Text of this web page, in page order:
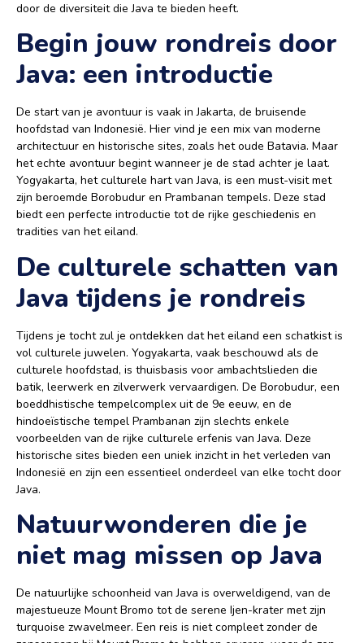
door de diversiteit die Java te bieden heeft.
Begin jouw rondreis door
Java: een introductie
De start van je avontuur is vaak in Jakarta, de bruisende
hoofdstad van Indonesië. Hier vind je een mix van moderne
architectuur en historische sites, zoals het oude Batavia. Maar
het echte avontuur begint wanneer je de stad achter je laat.
Yogyakarta, het culturele hart van Java, is een must-visit met
zijn beroemde Borobudur en Prambanan tempels. Deze stad
biedt een perfecte introductie tot de rijke geschiedenis en
tradities van het eiland.
De culturele schatten van
Java tijdens je rondreis
Tijdens je tocht zul je ontdekken dat het eiland een schatkist is
vol culturele juwelen. Yogyakarta, vaak beschouwd als de
culturele hoofdstad, is thuisbasis voor ambachtslieden die
batik, leerwerk en zilverwerk vervaardigen. De Borobudur, een
boeddhistische tempelcomplex uit de 9e eeuw, en de
hindoeïstische tempel Prambanan zijn slechts enkele
voorbeelden van de rijke culturele erfenis van Java. Deze
historische sites bieden een uniek inzicht in het verleden van
Indonesië en zijn een essentieel onderdeel van elke tocht door
Java.
Natuurwonderen die je
niet mag missen op Java
De natuurlijke schoonheid van Java is overweldigend, van de
majestueuze Mount Bromo tot de serene Ijen-krater met zijn
turquoise zwavelmeer. Een reis is niet compleet zonder de